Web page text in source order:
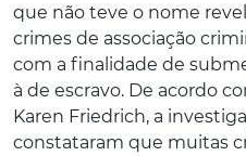
que não teve o nome
crimes de associação
com a finalidade de
à de escravo. De acordo
Karen Friedrich, a
constataram que muitas